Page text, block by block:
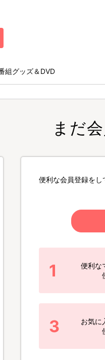
組グッズ＆DVD
まだ
便利な会員登録をし
1
便利な
3
お気に